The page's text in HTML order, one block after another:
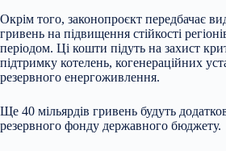
Окрім того, законопроєкт передбачає
гривень на підвищення стійкості
періодом. Ці кошти підуть на захист
підтримку котелень, когенераційних
резервного енергоживлення.
Ще 40 мільярдів гривень будуть
резервного фонду державного бюджету.